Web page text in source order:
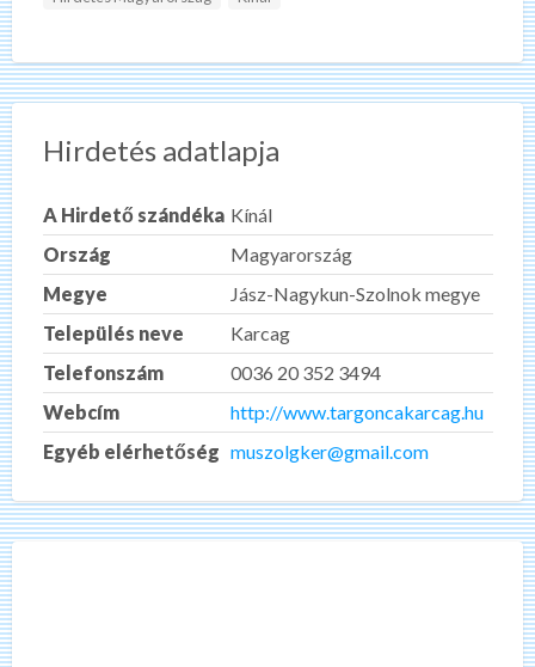
Hirdetés adatlapja
A Hirdető szándéka Kínál
Ország
Magyarország
Megye
Jász-Nagykun-Szolnok megye
Település neve
Karcag
Telefonszám
0036 20 352 3494
Webcím
http://www.targoncakarcag.hu
Egyéb elérhetőség muszolgker@gmail.com